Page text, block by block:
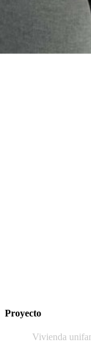
Proyecto
Vivienda